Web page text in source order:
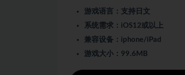
游戏语言：支持日文
系统需求：iOS12或以上
兼容设备：iphone/iPad
游戏大小：99.6MB